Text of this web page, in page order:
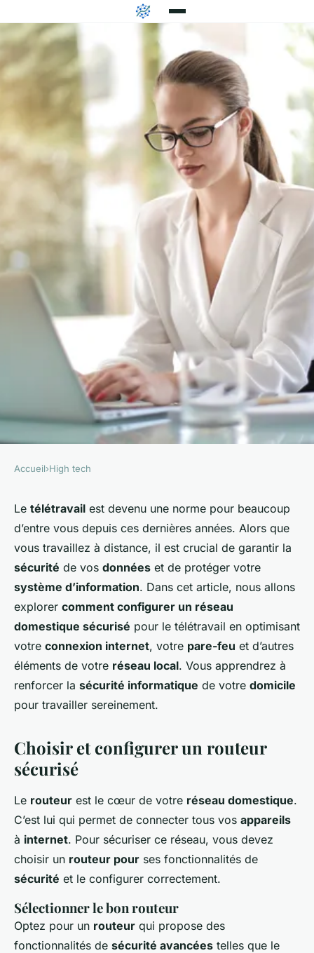
HIGH TECH
Comment configurer un
réseau domestique sécurisé
pour le télétravail ?
Soline•23 septembre 2024 •5 min de lecture
Accueil›High tech
Le télétravail est devenu une norme pour beaucoup
d’entre vous depuis ces dernières années. Alors que
vous travaillez à distance, il est crucial de garantir la
sécurité de vos données et de protéger votre
système d’information. Dans cet article, nous allons
explorer comment configurer un réseau
domestique sécurisé pour le télétravail en optimisant
votre connexion internet, votre pare-feu et d’autres
éléments de votre réseau local. Vous apprendrez à
renforcer la sécurité informatique de votre domicile
pour travailler sereinement.
Choisir et configurer un routeur
sécurisé
Le routeur est le cœur de votre réseau domestique.
C’est lui qui permet de connecter tous vos appareils
à internet. Pour sécuriser ce réseau, vous devez
choisir un routeur pour ses fonctionnalités de
sécurité et le configurer correctement.
Sélectionner le bon routeur
Optez pour un routeur qui propose des
fonctionnalités de sécurité avancées telles que le